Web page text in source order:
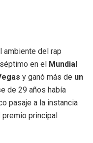
ambiente del rap
en el Mundial
y ganó más de un
de 29 años había
pasaje a la instancia
principal